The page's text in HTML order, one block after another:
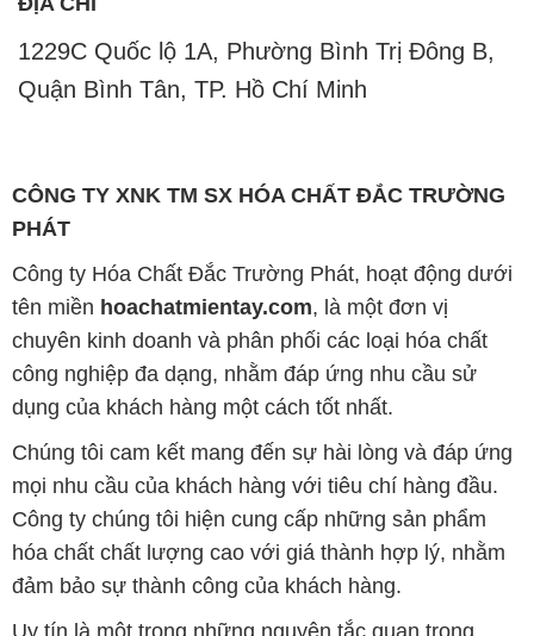
1229C Quốc lộ 1A, Phường Bình Trị Đông B,
Quận Bình Tân, TP. Hồ Chí Minh
CÔNG TY XNK TM SX HÓA CHẤT ĐẮC TRƯỜNG
PHÁT
Công ty Hóa Chất Đắc Trường Phát, hoạt động dưới
tên miền hoachatmientay.com, là một đơn vị
chuyên kinh doanh và phân phối các loại hóa chất
công nghiệp đa dạng, nhằm đáp ứng nhu cầu sử
dụng của khách hàng một cách tốt nhất.
Chúng tôi cam kết mang đến sự hài lòng và đáp ứng
mọi nhu cầu của khách hàng với tiêu chí hàng đầu.
Công ty chúng tôi hiện cung cấp những sản phẩm
hóa chất chất lượng cao với giá thành hợp lý, nhằm
đảm bảo sự thành công của khách hàng.